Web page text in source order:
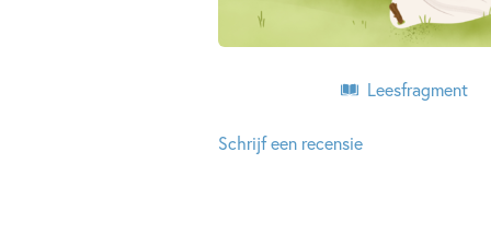
Leesfragment
Schrijf een recensie